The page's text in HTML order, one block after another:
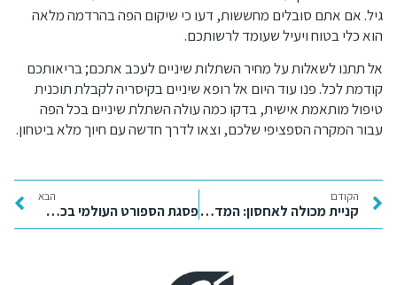
גיל. אם אתם סובלים מחששות, דעו כי שיקום הפה בהרדמה מלאה
הוא כלי בטוח ויעיל שעומד לרשותכם.
אל תתנו לשאלות על מחיר השתלות שיניים לעכב אתכם; בריאותכם
קודמת לכל. פנו עוד היום אל רופא שיניים בקיסריה לקבלת תוכנית
טיפול מותאמת אישית, בדקו כמה עולה השתלת שיניים בכל הפה
עבור המקרה הספציפי שלכם, וצאו לדרך חדשה עם חיוך מלא ביטחון.
הקודם
קניית מכולה לאחסון: המדריך השיווקי למציאת פתרון המיגון והמרחב האידיאלי
הבא
פסגת הספורט העולמי בכף ידכם: כל מה שצריך לדעת על המהפכה הדיגיטלית של בט 365